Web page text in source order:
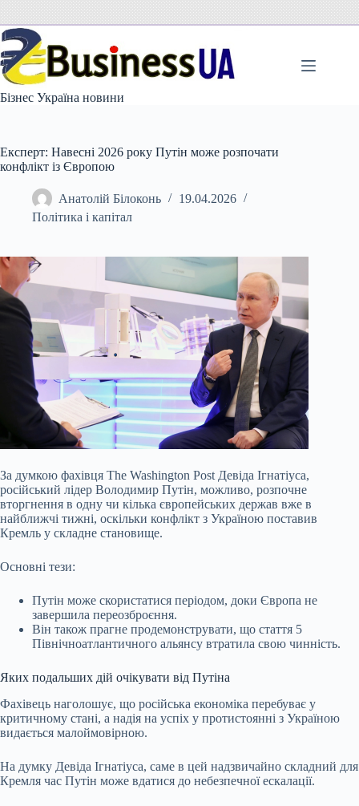
вмісту
Бізнес Україна новини
Експерт: Навесні 2026 року Путін може розпочати
конфлікт із Європою
Анатолій Білоконь
19.04.2026
Політика і капітал
За думкою фахівця The Washington Post Девіда Ігнатіуса,
російський лідер Володимир Путін, можливо, розпочне
вторгнення в одну чи кілька європейських держав вже в
найближчі тижні, оскільки конфлікт з Україною поставив
Кремль у складне становище.
Основні тези:
Путін може скористатися періодом, доки Європа не
завершила переозброєння.
Він також прагне продемонструвати, що стаття 5
Північноатлантичного альянсу втратила свою чинність.
Яких подальших дій очікувати від Путіна
Фахівець наголошує, що російська економіка перебуває у
критичному стані, а надія на успіх у протистоянні з Україною
видається малоймовірною.
На думку Девіда Ігнатіуса, саме в цей надзвичайно складний для
Кремля час Путін може вдатися до небезпечної ескалації.